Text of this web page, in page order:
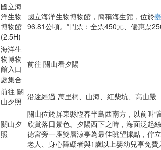
國立海
洋生物
博物館
(2.5H)
國立海洋生物博物館，簡稱海生館，位於
96.81公頃。 *門票：全票450元、優惠票
海洋生
物博物
館入口
處集合
前往 關山看夕陽
前往 關
山夕照 沿途經過 萬里桐、山海、紅柴坑、高山嚴
關山夕
照
關山位於屏東縣恆春半島西南方，以前叫
欣賞落日景色。夕陽西下之時，海面泛起
德宮旁一座雙層涼亭為最佳眺望據點，佇立
老人、身心障礙者與1歲以上嬰幼兒享免費